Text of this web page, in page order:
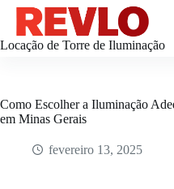
Pular
conteúdo
Locação de Torre de Iluminação
Como Escolher a Iluminação
em Minas Gerais
fevereiro 13, 2025